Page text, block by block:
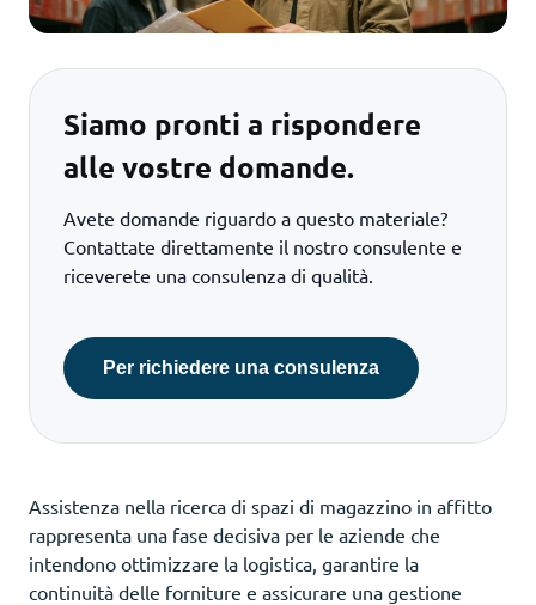
Siamo pronti a rispondere
alle vostre domande.
Avete domande riguardo a questo materiale?
Contattate direttamente il nostro consulente e
riceverete una consulenza di qualità.
Per richiedere una consulenza
Assistenza nella ricerca di spazi di magazzino in affitto
rappresenta una fase decisiva per le aziende che
intendono ottimizzare la logistica, garantire la
continuità delle forniture e assicurare una gestione